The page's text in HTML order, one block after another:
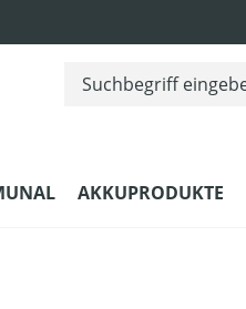
AKKUPRODUKTE